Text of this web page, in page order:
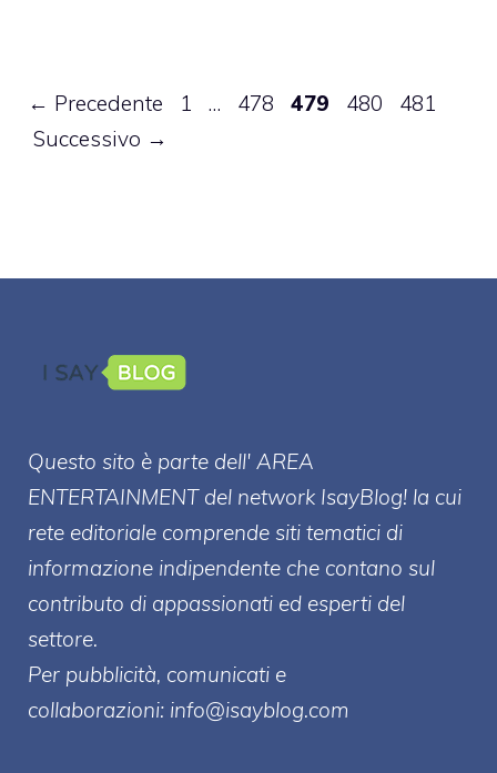
← Precedente Pagina
1 … Pagina
478 Pagina
479 Pagina
480 Pagina
481
Successivo →
Questo sito è parte dell' AREA
ENTERTAINMENT del network IsayBlog! la cui
rete editoriale comprende siti tematici di
informazione indipendente che contano sul
contributo di appassionati ed esperti del
settore.
Per pubblicità, comunicati e
collaborazioni: info@isayblog.com